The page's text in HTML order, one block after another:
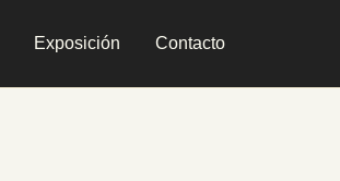
Exposición Contacto